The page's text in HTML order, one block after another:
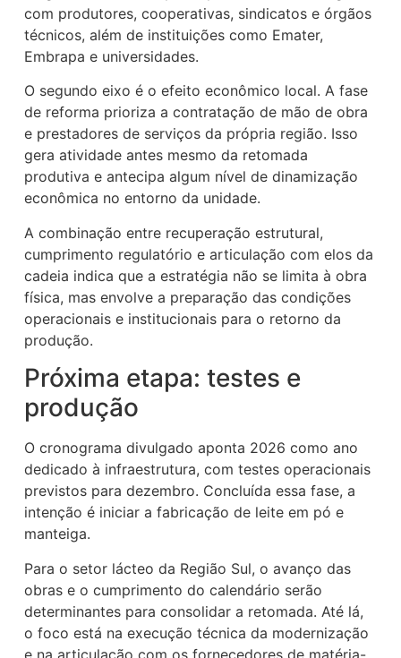
com produtores, cooperativas, sindicatos e órgãos
técnicos, além de instituições como Emater,
Embrapa e universidades.
O segundo eixo é o efeito econômico local. A fase
de reforma prioriza a contratação de mão de obra
e prestadores de serviços da própria região. Isso
gera atividade antes mesmo da retomada
produtiva e antecipa algum nível de dinamização
econômica no entorno da unidade.
A combinação entre recuperação estrutural,
cumprimento regulatório e articulação com elos da
cadeia indica que a estratégia não se limita à obra
física, mas envolve a preparação das condições
operacionais e institucionais para o retorno da
produção.
Próxima etapa: testes e
produção
O cronograma divulgado aponta 2026 como ano
dedicado à infraestrutura, com testes operacionais
previstos para dezembro. Concluída essa fase, a
intenção é iniciar a fabricação de leite em pó e
manteiga.
Para o setor lácteo da Região Sul, o avanço das
obras e o cumprimento do calendário serão
determinantes para consolidar a retomada. Até lá,
o foco está na execução técnica da modernização
e na articulação com os fornecedores de matéria-